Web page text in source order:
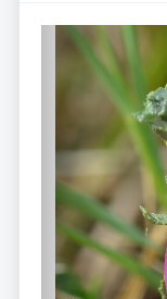
Previous